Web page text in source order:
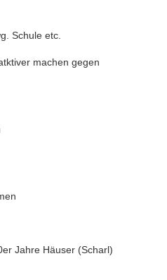
Schule etc.
machen gegen
Jahre Häuser (Scharl)